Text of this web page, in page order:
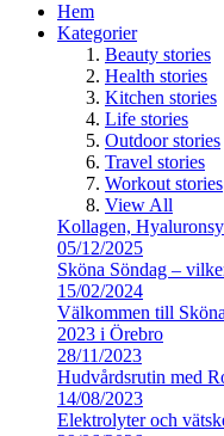
Hem
Kategorier
Beauty stories
Health stories
Kitchen stories
Life stories
Outdoor stories
Travel stories
Workout stories
View All
Kollagen,
05/12/2025
Sköna Söndag –
15/02/2024
Välkommen till
2023 i Örebro
28/11/2023
Hudvårdsrutin med
14/08/2023
Elektrolyter och